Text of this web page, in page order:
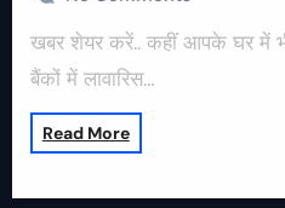
खबर शेयर करें.. कहीं आपके घर में भी तो नहीं हो रही यह बड़ी चूक?
बैंकों में लावारिस…
Read More